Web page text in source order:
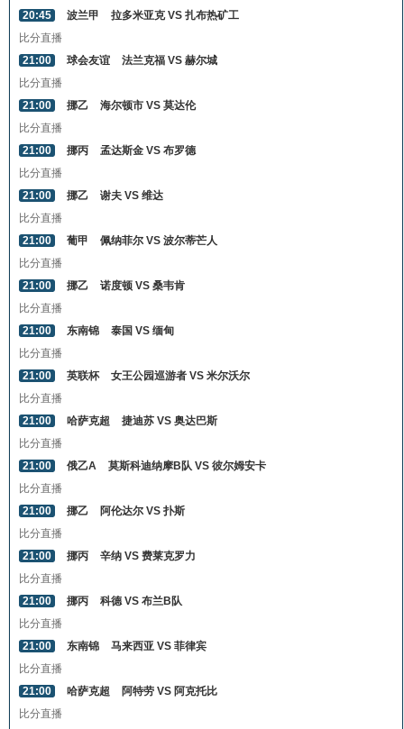
20:45 波兰甲
拉多米亚克 VS 扎布热矿工
比分直播
21:00
球会友谊
法兰克福 VS 赫尔城
比分直播
21:00
挪乙
海尔顿市 VS 莫达伦
比分直播
21:00
挪丙
孟达斯金 VS 布罗德
比分直播
21:00
挪乙
谢夫 VS 维达
比分直播
21:00
葡甲
佩纳菲尔 VS 波尔蒂芒人
比分直播
21:00
挪乙
诺度顿 VS 桑韦肯
比分直播
21:00
东南锦
泰国 VS 缅甸
比分直播
21:00
英联杯
女王公园巡游者 VS 米尔沃尔
比分直播
21:00
哈萨克超
捷迪苏 VS 奥达巴斯
比分直播
21:00
俄乙A
莫斯科迪纳摩B队 VS 彼尔姆安卡
比分直播
21:00
挪乙
阿伦达尔 VS 扑斯
比分直播
21:00
挪丙
辛纳 VS 费莱克罗力
比分直播
21:00
挪丙
科德 VS 布兰B队
比分直播
21:00
东南锦
马来西亚 VS 菲律宾
比分直播
21:00
哈萨克超
阿特劳 VS 阿克托比
比分直播